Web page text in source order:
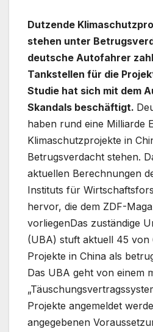
Dutzende
stehen unter
deutsche Autofahrer
Tankstellen für die
Studie hat sich mit dem
Skandals beschäftigt.
haben rund eine Milliarde
Klimaschutzprojekte in
Betrugsverdacht stehen.
aktuellen Berechnungen
Instituts für
hervor, die dem ZDF-
vorliegenDas zuständige
(UBA) stuft aktuell 45 von
Projekte in China als
Das UBA geht von einem
Projekte angemeldet
angegebenen